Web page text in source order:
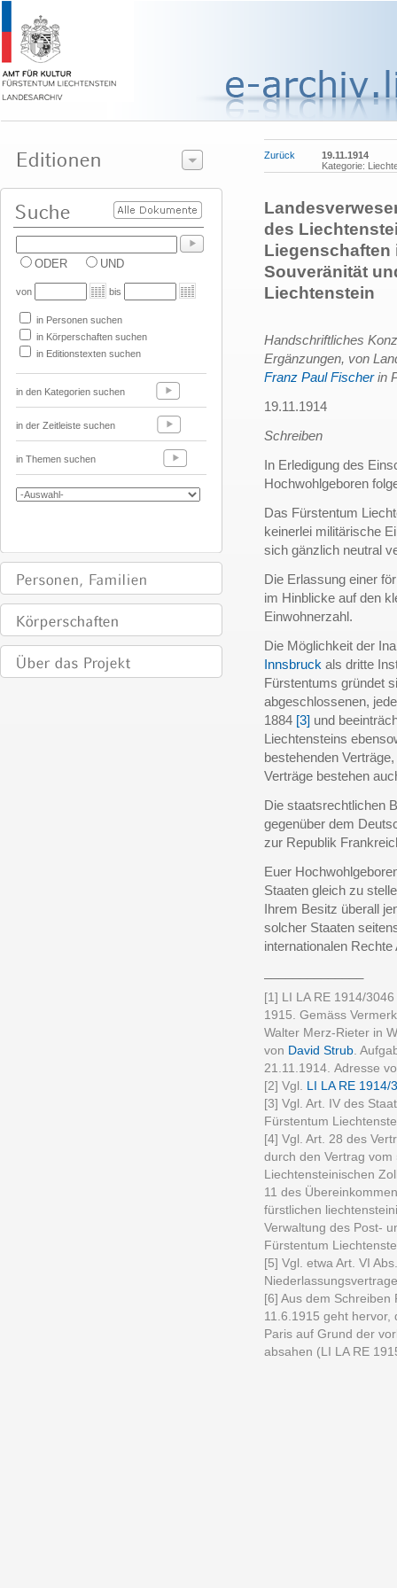
ODER UND
von bis
in Personen suchen
in Körperschaften suchen
in Editionstexten suchen
in den Kategorien suchen
in der Zeitleiste suchen
in Themen suchen
Zurück
19.11.1914
Kategorie:
des
Liegenschaften
Souveränität
Liechtenstein
Handschriftliches
Ergänzungen, von
Franz Paul Fischerin
19.11.1914
Schreiben
In Erledigung des
Hochwohlgeboren
Das Fürstentum
keinerlei militärische
sich gänzlich neutral
Die Erlassung einer
im Hinblicke auf den
Einwohnerzahl.
Die Möglichkeit der
Innsbruck als dritte
Fürstentums gründet
abgeschlossenen,
1884 [3] und
Liechtensteins
bestehenden
Verträge bestehen
Die staatsrechtlichen
gegenüber dem
zur Republik
Euer
Staaten gleich zu
Ihrem Besitz überall
solcher Staaten
internationalen
[1] LI LA RE 1914/
1915. Gemäss
Walter Merz-Rieter in
von David Strub.
21.11.1914. Adresse
[2] Vgl. LI LA RE 1914/
[3] Vgl. Art. IV des
Fürstentum
[4] Vgl. Art. 28 des
durch den Vertrag
Liechtensteinischen
11 des
fürstlichen
Verwaltung des Post-
Fürstentum
[5] Vgl. etwa Art. VI
[6] Aus dem
11.6.1915 geht hervor,
Paris auf Grund der
absahen (LI LA RE